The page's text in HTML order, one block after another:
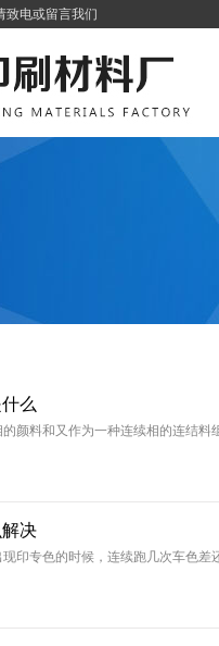
致电或留言我们
么
又作为一种连续相的连结料组成
决
的时候，连续跑几次车色差还达